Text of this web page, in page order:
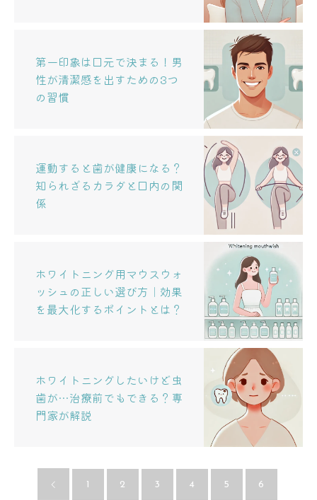
第一印象は口元で決まる！男
性が清潔感を出すための3つ
の習慣
運動すると歯が健康になる？
知られざるカラダと口内の関
係
ホワイトニング用マウスウォ
ッシュの正しい選び方｜効果
を最大化するポイントとは？
ホワイトニングしたいけど虫
歯が…治療前でもできる？専
門家が解説
1 2 3 4 5 6